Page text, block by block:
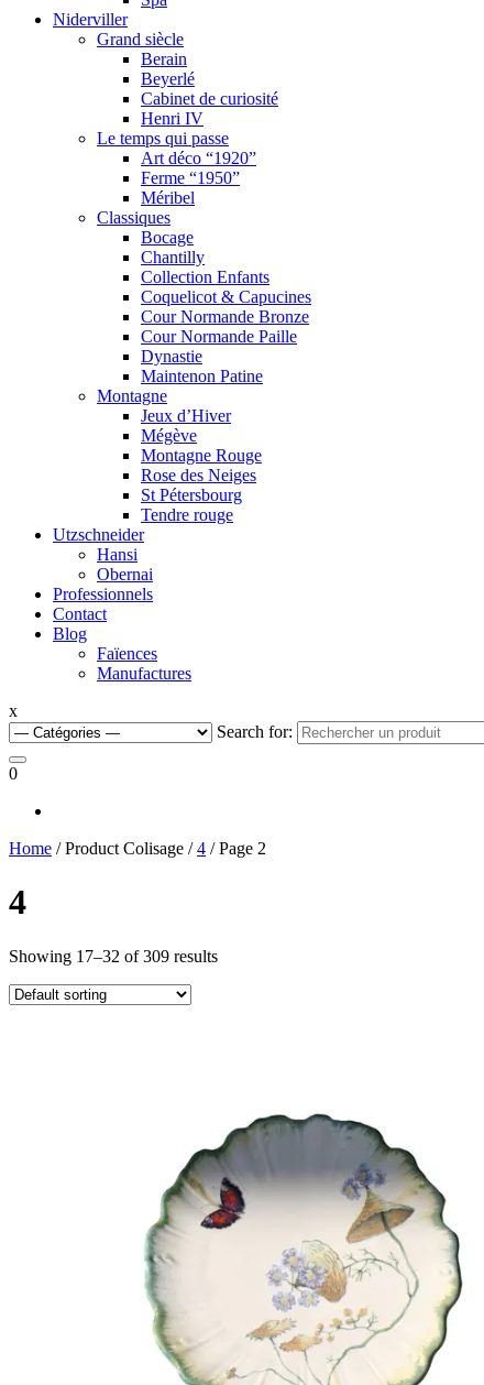
Niderviller
Grand siècle
Berain
Beyerlé
Cabinet de curiosité
Henri IV
Le temps qui passe
Art déco “1920”
Ferme “1950”
Méribel
Classiques
Bocage
Chantilly
Collection Enfants
Coquelicot & Capucines
Cour Normande Bronze
Cour Normande Paille
Dynastie
Maintenon Patine
Montagne
Jeux d’Hiver
Mégève
Montagne Rouge
Rose des Neiges
St Pétersbourg
Tendre rouge
Utzschneider
Hansi
Obernai
Professionnels
Contact
Blog
Faïences
Manufactures
x
Search for:
0
Home / Product Colisage /4 / Page 2
4
Showing 17–32 of 309 results